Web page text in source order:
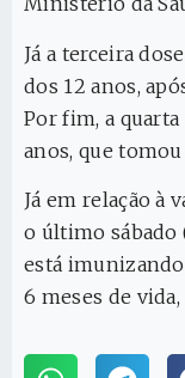
Já a terceira
dos 12 anos,
Por fim, a quarta
anos, que tomou
Já em relação à
o último sábado
está
6 meses de